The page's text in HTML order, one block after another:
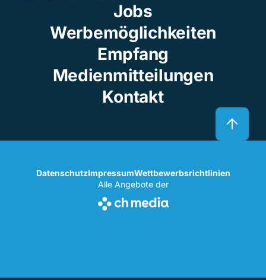
Jobs
Werbemöglichkeiten
Empfang
Medienmitteilungen
Kontakt
DatenschutzImpressumWettbewerbsrichtlinien
Alle Angebote der